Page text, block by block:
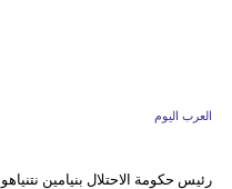
العرب اليوم
رئيس حكومة الاحتلال بنيامين